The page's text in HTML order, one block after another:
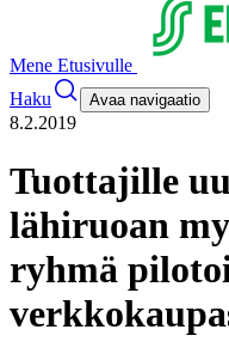
Mene Etusivulle
Haku
Avaa navigaatio
8.2.2019
Tuottajille
lähiruoan
ryhmä